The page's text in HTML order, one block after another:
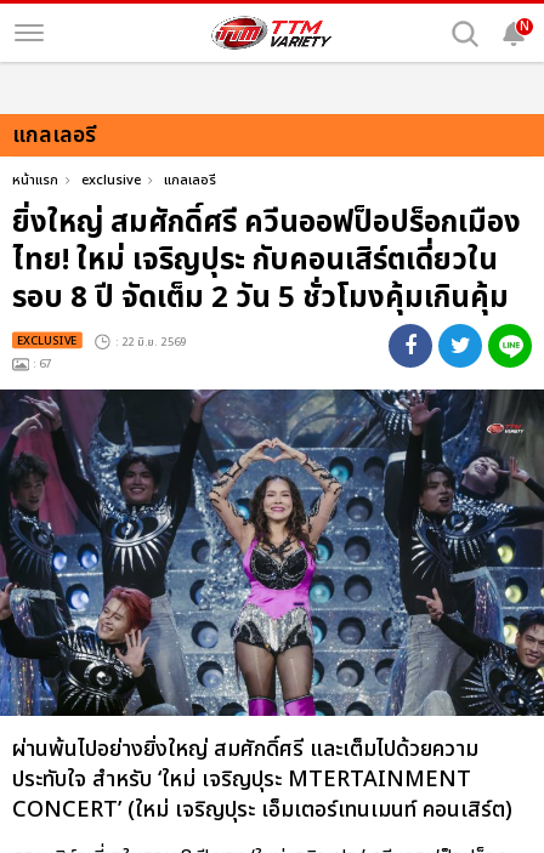
N
แกลเลอรี
หน้าแรก exclusive แกลเลอรี
ยิ่งใหญ่ สมศักดิ์ศรี ควีนออฟป็อปร็อกเมือง
ไทย! ใหม่ เจริญปุระ กับคอนเสิร์ตเดี่ยวใน
รอบ 8 ปี จัดเต็ม 2 วัน 5 ชั่วโมงคุ้มเกินคุ้ม
EXCLUSIVE : 22 มิ.ย. 2569
: 67
ผ่านพ้นไปอย่างยิ่งใหญ่ สมศักดิ์ศรี และเต็มไปด้วยความ
ประทับใจ สำหรับ ‘ใหม่ เจริญปุระ MTERTAINMENT
CONCERT’ (ใหม่ เจริญปุระ เอ็มเตอร์เทนเมนท์ คอนเสิร์ต)